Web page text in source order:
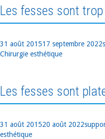
Les fesses sont
Publié
le
31 août 201517 septembre 2022
Chirurgie esthétique
Les fesses sont
Publié
le
31 août 201520 août 2022Auteur
esthétique